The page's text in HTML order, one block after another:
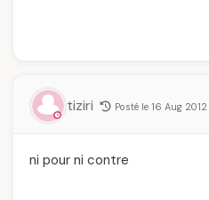
tiziri Posté le 16 Aug
ni pour ni contre